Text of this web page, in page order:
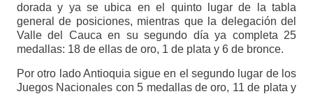
dorada y ya se ubica en el quinto lugar de la tabla
general de posiciones, mientras que la delegación del
Valle del Cauca en su segundo día ya completa 25
medallas: 18 de ellas de oro, 1 de plata y 6 de bronce.
Por otro lado Antioquia sigue en el segundo lugar de los
Juegos Nacionales con 5 medallas de oro, 11 de plata y